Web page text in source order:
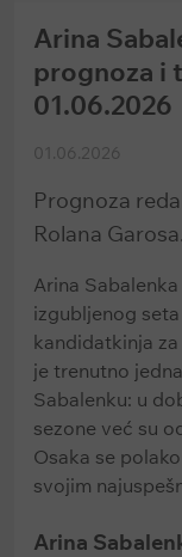
Arina
prognoza i
01.06.2026
01.06.2026
Prognoza
Rolana Garosa.
Arina
izgubljenog
kandidatkinja
je trenutno
Sabalenku: u
sezone već su
Osaka se
svojim
Arina